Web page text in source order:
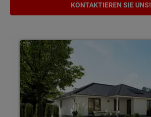
KONTAKTIEREN SIE UNS!
Bungalows